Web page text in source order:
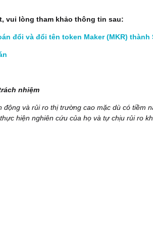
vui lòng tham khảo thông tin sau:
đổi và đổi tên token Maker (MKR) thành
nhiệm
động và rủi ro thị trường cao mặc dù có tiềm
hiện nghiên cứu của họ và tự chịu rủi ro